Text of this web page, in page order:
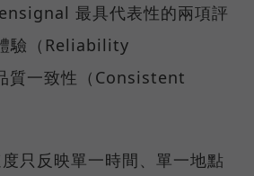
最具代表性的兩項評
驗（Reliability
質一致性（Consistent
只反映單一時間、單一地點